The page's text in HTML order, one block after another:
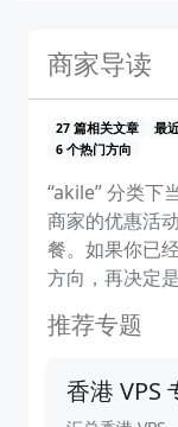
商家导读
27 篇相关文章 最
6 个热门方向
“akile” 分类下
商家的优惠活
餐。如果你已
方向，再决定
推荐专题
香港 VPS